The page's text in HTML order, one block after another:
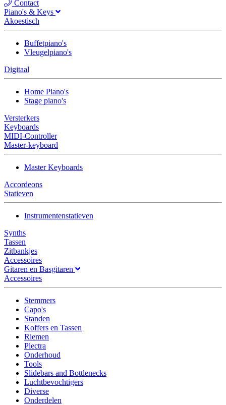
Contact
Piano's & Keys
Akoestisch
Buffetpiano's
Vleugelpiano's
Digitaal
Home Piano's
Stage piano's
Versterkers
Keyboards
MIDI-Controller
Master-keyboard
Master Keyboards
Accordeons
Statieven
Instrumentenstatieven
Synths
Tassen
Zitbankjes
Accessoires
Gitaren en Basgitaren
Accessoires
Stemmers
Capo's
Standen
Koffers en Tassen
Riemen
Plectra
Onderhoud
Tools
Slidebars and Bottlenecks
Luchtbevochtigers
Diverse
Onderdelen